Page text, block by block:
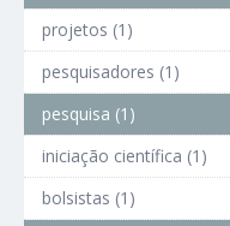
projetos (1)
pesquisadores (1)
pesquisa (1)
iniciação científica (1)
bolsistas (1)